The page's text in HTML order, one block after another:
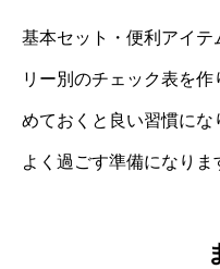
基本セット・便利アイ
リー別のチェック表を
めておくと良い習慣に
よく過ごす準備になりま